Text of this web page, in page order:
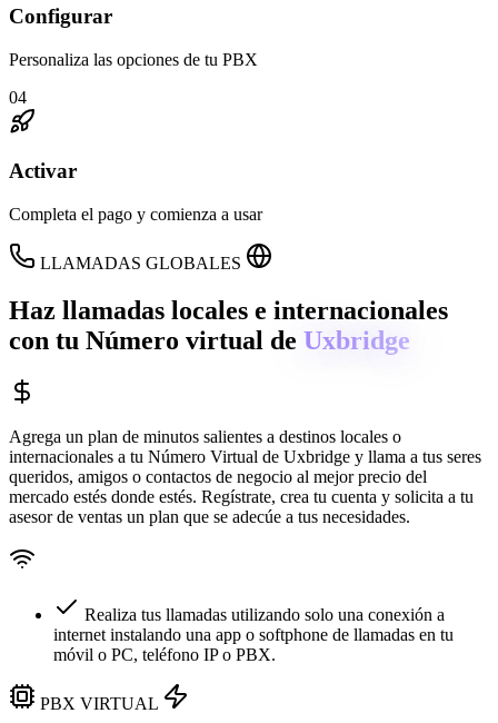
Configurar
Personaliza las opciones de tu PBX
04
Activar
Completa el pago y comienza a usar
LLAMADAS GLOBALES
Haz llamadas locales e internacionales
con tu Número virtual de Uxbridge
Agrega un plan de minutos salientes a destinos locales o
internacionales a tu Número Virtual de Uxbridge y llama a tus seres
queridos, amigos o contactos de negocio al mejor precio del
mercado estés donde estés. Regístrate, crea tu cuenta y solicita a tu
asesor de ventas un plan que se adecúe a tus necesidades.
Realiza tus llamadas utilizando solo una conexión a
internet instalando una app o softphone de llamadas en tu
móvil o PC, teléfono IP o PBX.
PBX VIRTUAL